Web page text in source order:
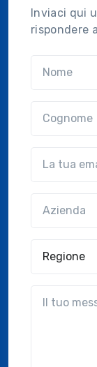
Inviaci qui
rispondere